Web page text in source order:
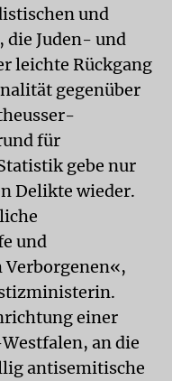
und
Juden- und
leichte Rückgang
gegenüber
für
gebe nur
Delikte wieder.
und
einer
an die
antisemitische